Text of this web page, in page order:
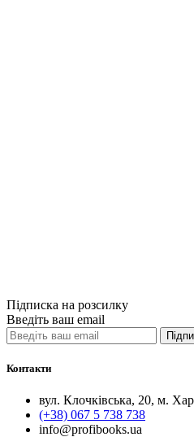
Підписка на розсилку
Введіть ваш email
Контакти
вул. Клочківська, 20, м.
(+38) 067 5 738 738
info@profibooks.ua